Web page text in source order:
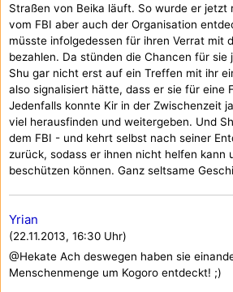
Straßen von Beika läuft. So wurde er jetzt
vom FBI aber auch der Organisation
müsste infolgedessen für ihren Verrat mit
bezahlen. Da stünden die Chancen für sie
Shu gar nicht erst auf ein Treffen mit ihr
also signalisiert hätte, dass er sie für eine
Jedenfalls konnte Kir in der Zwischenzeit
viel herausfinden und weitergeben. Und
dem FBI - und kehrt selbst nach seiner
zurück, sodass er ihnen nicht helfen kann
beschützen können. Ganz seltsame
Yrian
(22.11.2013, 16:30 Uhr)
@Hekate Ach deswegen haben sie
Menschenmenge um Kogoro entdeckt! ;)